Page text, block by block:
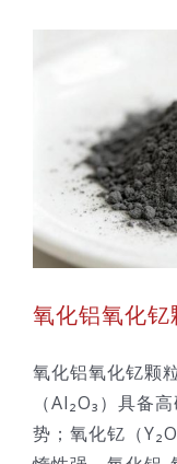
氧化铝氧化
氧化铝氧化钇颗
（Al₂O₃）具备
势；氧化钇（